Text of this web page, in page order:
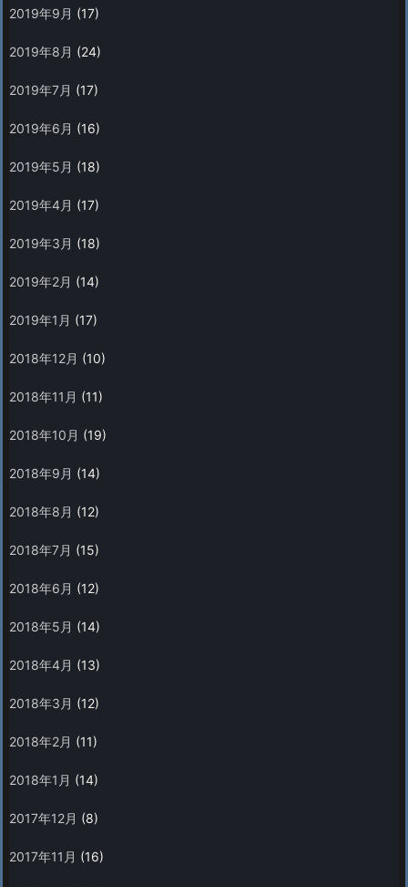
2019年9月 (17)
2019年8月 (24)
2019年7月 (17)
2019年6月 (16)
2019年5月 (18)
2019年4月 (17)
2019年3月 (18)
2019年2月 (14)
2019年1月 (17)
2018年12月 (10)
2018年11月 (11)
2018年10月 (19)
2018年9月 (14)
2018年8月 (12)
2018年7月 (15)
2018年6月 (12)
2018年5月 (14)
2018年4月 (13)
2018年3月 (12)
2018年2月 (11)
2018年1月 (14)
2017年12月 (8)
2017年11月 (16)